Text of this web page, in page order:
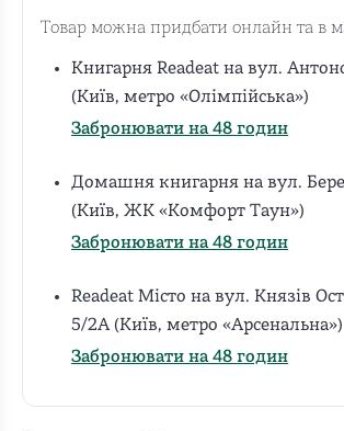
Товар можна придбати онлайн та в
Книгарня Readeat на вул.
(Київ, метро «Олімпійська»)
Забронювати на 48 годин
Домашня книгарня на вул.
(Київ, ЖК «Комфорт Таун»)
Забронювати на 48 годин
Readeat Місто на вул. Князів
5/2А (Київ, метро «Арсенальна»)
Забронювати на 48 годин